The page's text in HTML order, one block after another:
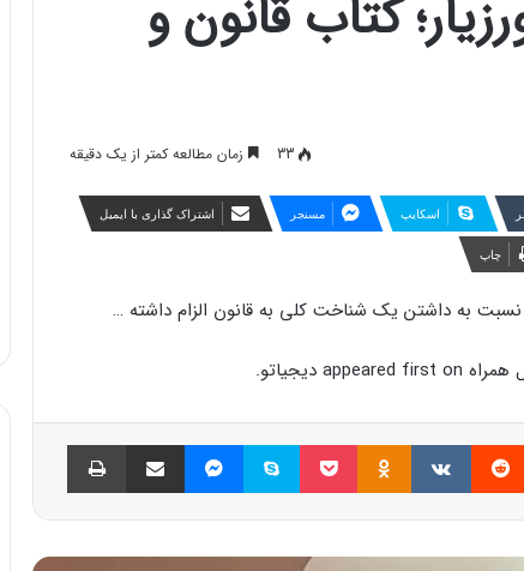
کتاب قانون و
33 زمان مطالعه کمتر از یک دقیقه
اسکایپ مسنجر اشتراک گذاری با ایمیل
چاپ
به داشتن یک شناخت کلی به قانون الزام داشته …
Reddit
VKontakte
Odnoklassniki پاکت اسکایپ مسنجر اشتراک گذاری با ایمیل